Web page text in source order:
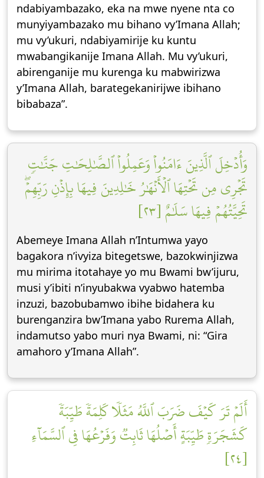
ndabiyambazako, eka na mwe nyene nta co
munyiyambazako mu bihano vy’Imana Allah;
mu vy’ukuri, ndabiyamirije ku kuntu
mwabangikanije Imana Allah. Mu vy’ukuri,
abirenganije mu kurenga ku mabwirizwa
y’Imana Allah, barategekanirijwe ibihano
bibabaza”.
وَأُدۡخِلَ ٱلَّذِينَ ءَامَنُواْ وَعَمِلُواْ ٱلصَّٰلِحَٰتِ جَنَّٰتٖ
تَجۡرِي مِن تَحۡتِهَا ٱلۡأَنۡهَٰرُ خَٰلِدِينَ فِيهَا بِإِذۡنِ رَبِّهِمۡۖ
تَحِيَّتُهُمۡ فِيهَا سَلَٰمٌ [٢٣]
Abemeye Imana Allah n’Intumwa yayo
bagakora n’ivyiza bitegetswe, bazokwinjizwa
mu mirima itotahaye yo mu Bwami bw’ijuru,
musi y’ibiti n’inyubakwa vyabwo hatemba
inzuzi, bazobubamwo ibihe bidahera ku
burenganzira bw’Imana yabo Rurema Allah,
indamutso yabo muri nya Bwami, ni: “Gira
amahoro y’Imana Allah”.
أَلَمۡ تَرَ كَيۡفَ ضَرَبَ ٱللَّهُ مَثَلٗا كَلِمَةٗ طَيِّبَةٗ
كَشَجَرَةٖ طَيِّبَةٍ أَصۡلُهَا ثَابِتٞ وَفَرۡعُهَا فِي ٱلسَّمَآءِ
[٢٤]